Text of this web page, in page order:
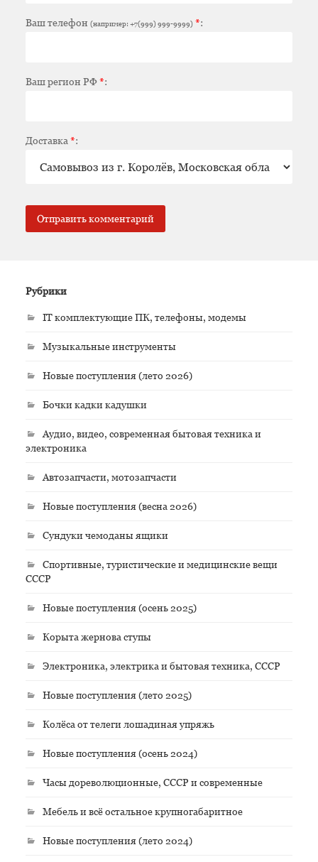
Ваш телефон (например: +7(999) 999-9999) *:
Ваш регион РФ*:
Доставка *:
Рубрики
IT комплектующие ПК, телефоны, модемы
Музыкальные инструменты
Новые поступления (лето 2026)
Бочки кадки кадушки
Аудио, видео, современная бытовая техника и
электроника
Автозапчасти, мотозапчасти
Новые поступления (весна 2026)
Сундуки чемоданы ящики
Спортивные, туристические и медицинские вещи
СССР
Новые поступления (осень 2025)
Корыта жернова ступы
Электроника, электрика и бытовая техника, СССР
Новые поступления (лето 2025)
Колёса от телеги лошадиная упряжь
Новые поступления (осень 2024)
Часы дореволюционные, СССР и современные
Мебель и всё остальное крупногабаритное
Новые поступления (лето 2024)